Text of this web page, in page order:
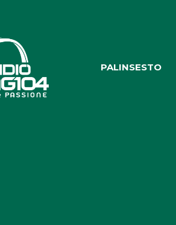
PALINSESTO